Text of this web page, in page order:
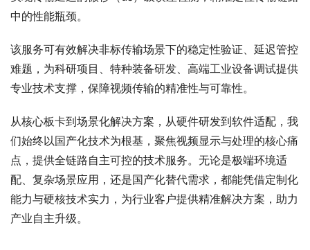
中的性能瓶颈。
该服务可有效解决非标传输场景下的稳定性验证、延迟管控
难题，为科研项目、特种装备研发、高端工业设备调试提供
专业技术支撑，保障视频传输的精准性与可靠性。
从核心板卡到场景化解决方案，从硬件研发到软件适配，我
们始终以国产化技术为根基，聚焦视频显示与处理的核心痛
点，提供全链路自主可控的技术服务。无论是极端环境适
配、复杂场景应用，还是国产化替代需求，都能凭借定制化
能力与硬核技术实力，为行业客户提供精准解决方案，助力
产业自主升级。